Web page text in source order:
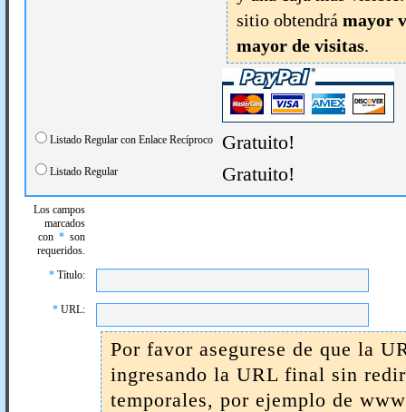
sitio obtendrá mayor
mayor de visitas.
Listado Regular con Enlace Recíproco Gratuito!
Listado Regular Gratuito!
Los campos
marcados
con * son
requeridos.
* Título:
* URL:
Por favor asegurese de que la
ingresando la URL final sin
temporales, por ejemplo de